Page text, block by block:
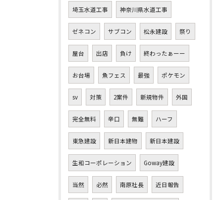
埼玉水道工事 神奈川県水道工事
ゼネコン サブコン 松永建設 祭り
屋台 出店 負け 終わったぁーー
お台場 魚フェス 最強 ポケモン
sv 対策 2案件 新規物件 外国
完全無料 辛口 無難 ハーフ
東急建設 新日本建物 新日本建設
生和コーポレーション Goway建設
当然 必然 南原社長 近日報告